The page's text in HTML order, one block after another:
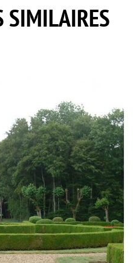
SIMILAIRES